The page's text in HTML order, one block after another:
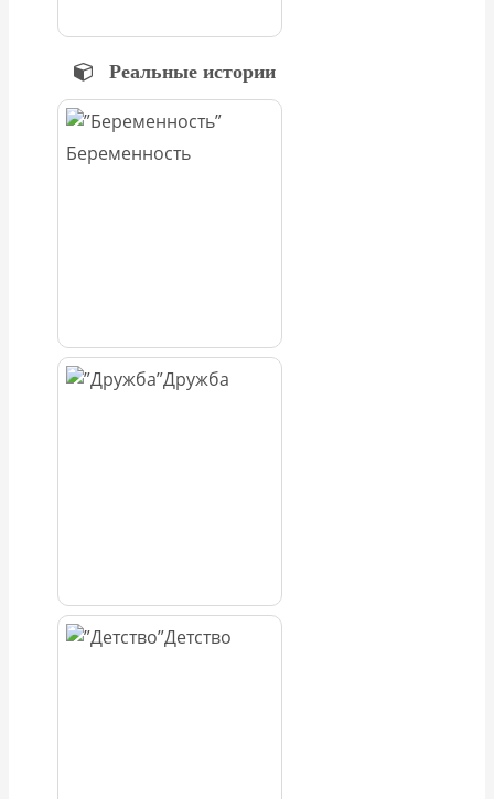
Реальные истории
Беременность
Дружба
Детство